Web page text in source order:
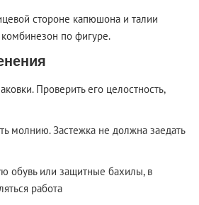
стороне капюшона и талии
комбинезон по фигуре.
Проверить его целостность,
молнию. Застежка не должна заедать
обувь или защитные бахилы, в
работа